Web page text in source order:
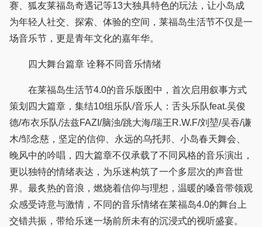
赛、狐友莱福岛奇遇记等13大独具特色的玩法，让小岛成
为年轻人社交、探索、体验的空间，莱福岛生活节不仅是一
场音乐节，更是青年文化的嘉年华。
四大舞台篇章 诠释不同音乐情绪
在莱福岛生活节4.0的音乐版图中，首次启用叙事方式
策划四大篇章，集结10组乐队/音乐人：舌头乐队feat.吴俊
德/布衣乐队/法兹FAZI/脑浊/跳大海/瑞王R.W.F/刘堃/吴吞/谦
木/邹念慈，坚定的信仰、永远的乌托邦、小岛春天舞会、
晚风中的吟唱，四大篇章不仅承载了不同风格的音乐演出，
更以独特的情绪表达，为乐迷构筑了一个多层次的声音世
界。最炙热的音浪，燃烧着信仰与理想，温暖的嗓音带领观
众感受诗意与激情，不同的音乐情绪在莱福岛4.0的舞台上
交错共振，带给乐迷一场前所未有的沉浸式的视听盛宴。